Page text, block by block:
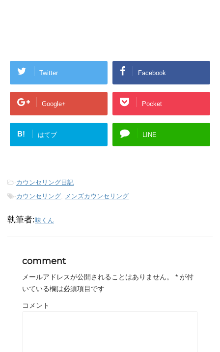
Twitter Facebook
Google+ Pocket
B! はてブ LINE
-カウンセリング日記
-カウンセリング, メンズカウンセリング
執筆者:味くん
comment
メールアドレスが公開されることはありません。 * が付
いている欄は必須項目です
コメント